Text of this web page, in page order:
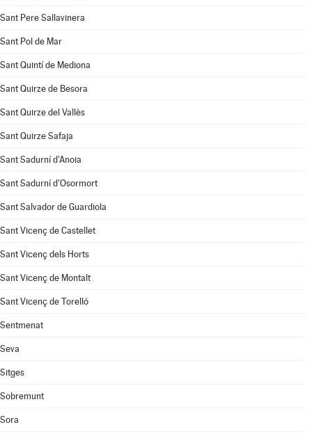
Sant Pere Sallavinera
Sant Pol de Mar
Sant Quintí de Mediona
Sant Quirze de Besora
Sant Quirze del Vallès
Sant Quirze Safaja
Sant Sadurní d'Anoia
Sant Sadurní d'Osormort
Sant Salvador de Guardiola
Sant Vicenç de Castellet
Sant Vicenç dels Horts
Sant Vicenç de Montalt
Sant Vicenç de Torelló
Sentmenat
Seva
Sitges
Sobremunt
Sora